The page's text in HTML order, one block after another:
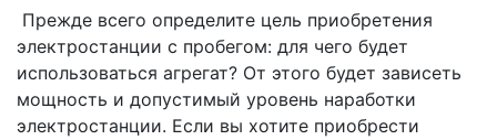
Прежде всего определите цель приобретения
электростанции с пробегом: для чего будет
использоваться агрегат? От этого будет зависеть
мощность и допустимый уровень наработки
электростанции. Если вы хотите приобрести